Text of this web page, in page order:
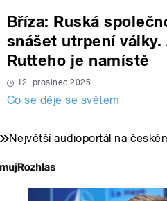
Bříza: Ruská
snášet utrpení války.
Rutteho je namístě
12. prosinec 2025
Co se děje se světem
Největší audioportál na